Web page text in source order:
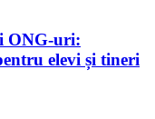
ONG-uri:
elevi și tineri